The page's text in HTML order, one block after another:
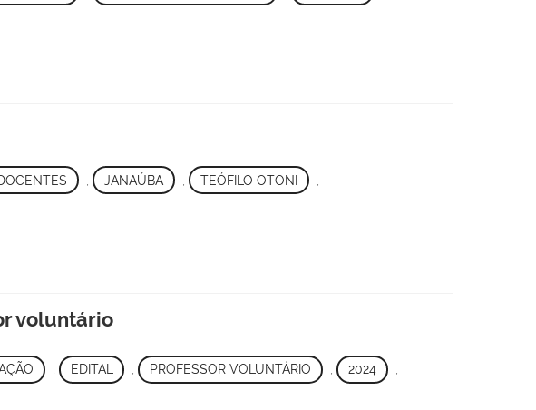
, JANAÚBA TEÓFILO OTONI
voluntário
, EDITAL , PROFESSOR VOLUNTÁRIO , 2024 ,